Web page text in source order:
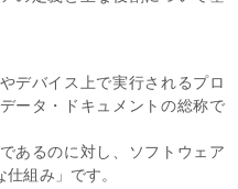
デバイス上で実行されるプロ
ータ・ドキュメントの総称で
あるのに対し、ソフトウェア
組み」です。